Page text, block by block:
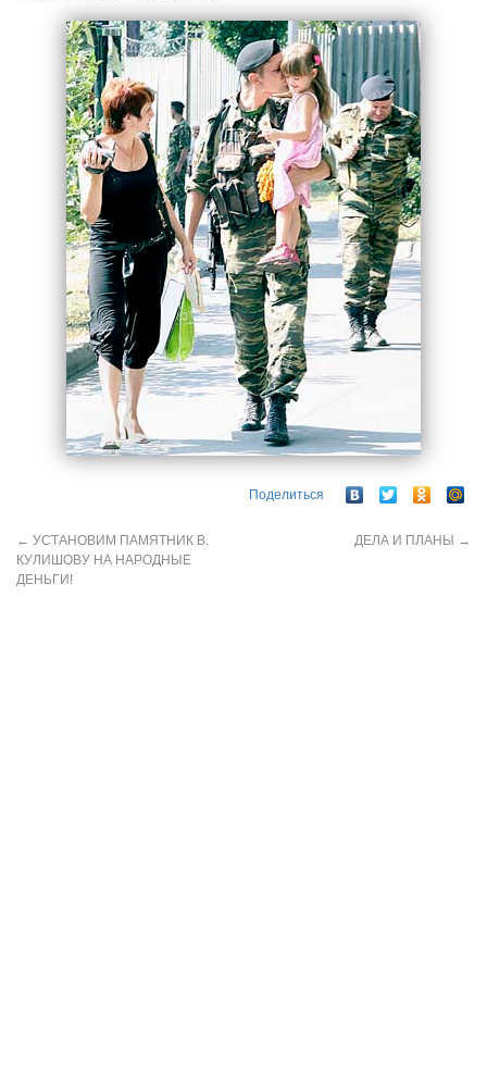
Поделиться
← УСТАНОВИМ ПАМЯТНИК В.
КУЛИШОВУ НА НАРОДНЫЕ
ДЕНЬГИ!
ДЕЛА И ПЛАНЫ →